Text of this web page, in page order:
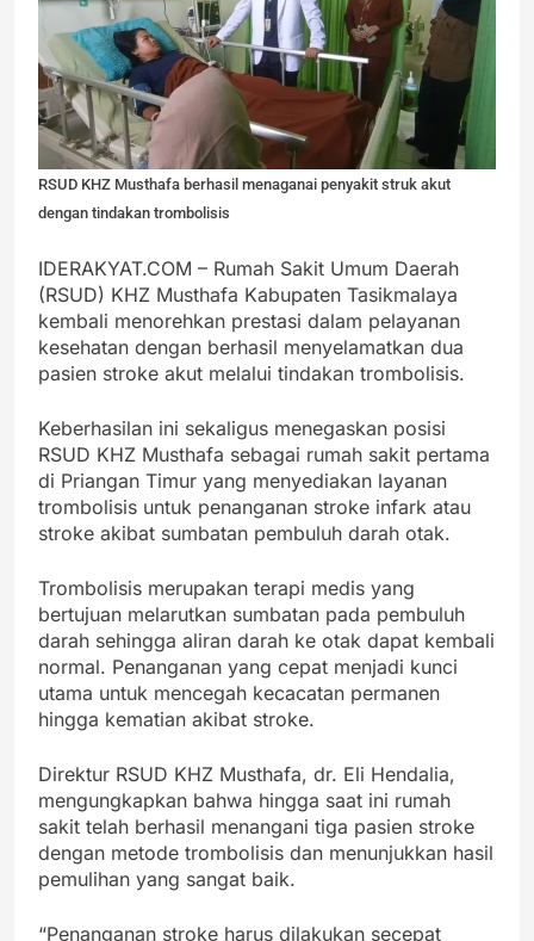
RSUD KHZ Musthafa berhasil menaganai penyakit struk akut
dengan tindakan trombolisis
IDERAKYAT.COM – Rumah Sakit Umum Daerah
(RSUD) KHZ Musthafa Kabupaten Tasikmalaya
kembali menorehkan prestasi dalam pelayanan
kesehatan dengan berhasil menyelamatkan dua
pasien stroke akut melalui tindakan trombolisis.
Keberhasilan ini sekaligus menegaskan posisi
RSUD KHZ Musthafa sebagai rumah sakit pertama
di Priangan Timur yang menyediakan layanan
trombolisis untuk penanganan stroke infark atau
stroke akibat sumbatan pembuluh darah otak.
Trombolisis merupakan terapi medis yang
bertujuan melarutkan sumbatan pada pembuluh
darah sehingga aliran darah ke otak dapat kembali
normal. Penanganan yang cepat menjadi kunci
utama untuk mencegah kecacatan permanen
hingga kematian akibat stroke.
Direktur RSUD KHZ Musthafa, dr. Eli Hendalia,
mengungkapkan bahwa hingga saat ini rumah
sakit telah berhasil menangani tiga pasien stroke
dengan metode trombolisis dan menunjukkan hasil
pemulihan yang sangat baik.
“Penanganan stroke harus dilakukan secepat